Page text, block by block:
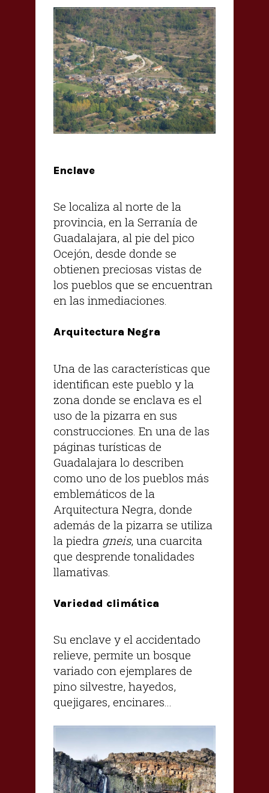
Enclave
Se localiza al norte de la
provincia, en la Serranía de
Guadalajara, al pie del pico
Ocejón, desde donde se
obtienen preciosas vistas de
los pueblos que se encuentran
en las inmediaciones.
Arquitectura Negra
Una de las características que
identifican este pueblo y la
zona donde se enclava es el
uso de la pizarra en sus
construcciones. En una de las
páginas turísticas de
Guadalajara lo describen
como uno de los pueblos más
emblemáticos de la
Arquitectura Negra, donde
además de la pizarra se utiliza
la piedra gneis, una cuarcita
que desprende tonalidades
llamativas.
Variedad climática
Su enclave y el accidentado
relieve, permite un bosque
variado con ejemplares de
pino silvestre, hayedos,
quejigares, encinares...